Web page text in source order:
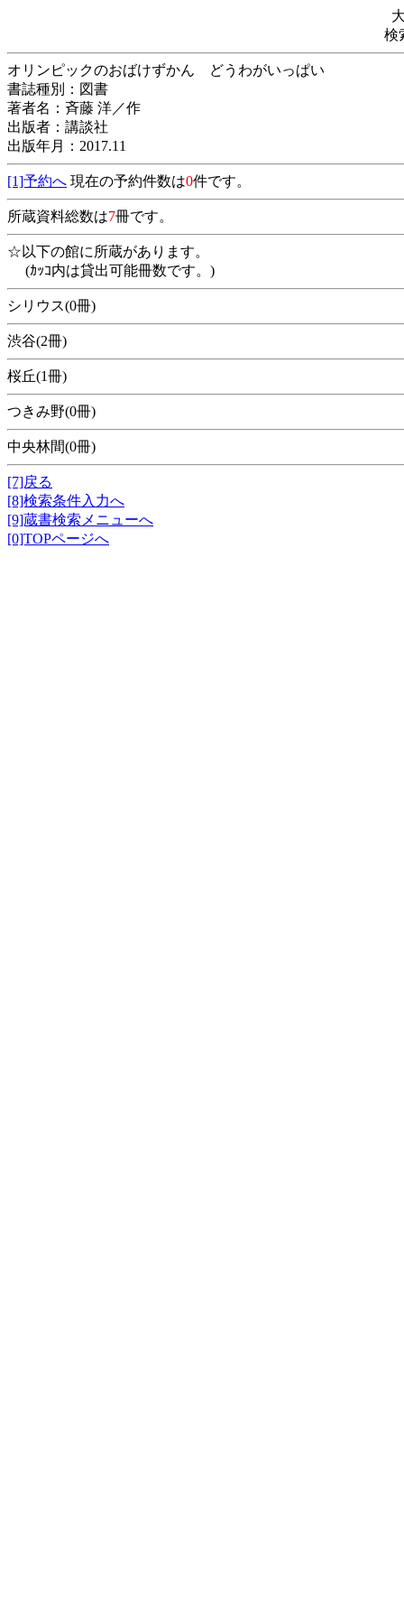
検
オリンピックのおばけずかん どうわがいっぱい
書誌種別：図書
著者名：斉藤 洋／作
出版者：講談社
出版年月：2017.11
[1]予約へ 現在の予約件数は0件です。
所蔵資料総数は7冊です。
☆以下の館に所蔵があります。
(ｶｯｺ内は貸出可能冊数です。)
シリウス(0冊)
渋谷(2冊)
桜丘(1冊)
つきみ野(0冊)
中央林間(0冊)
[7]戻る
[8]検索条件入力へ
[9]蔵書検索メニューへ
[0]TOPページへ